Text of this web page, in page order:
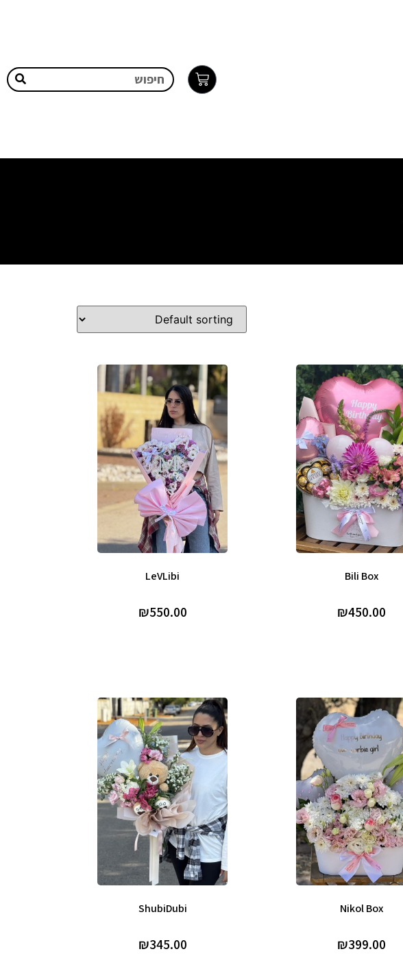
Bili Box
₪450.00
LeVLibi
₪550.00
Nikol Box
₪399.00
ShubiDubi
₪345.00